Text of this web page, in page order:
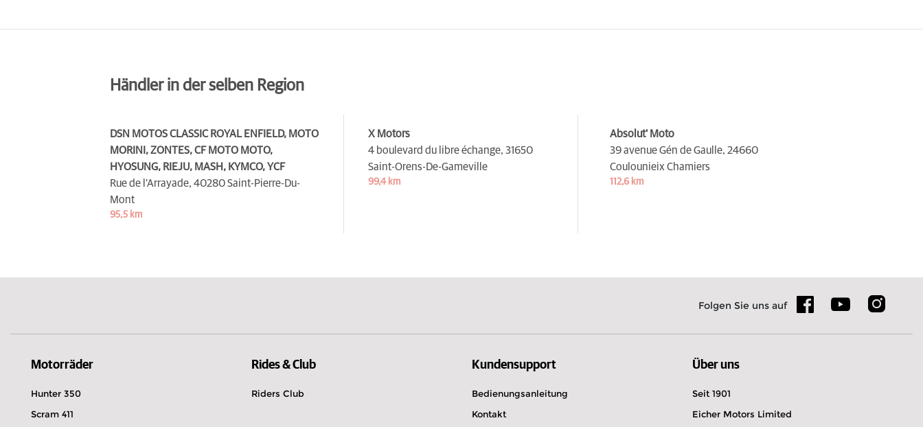
Händler in der selben Region
DSN MOTOS CLASSIC ROYAL ENFIELD, MOTO
MORINI, ZONTES, CF MOTO MOTO,
HYOSUNG, RIEJU, MASH, KYMCO, YCF
Rue de l'Arrayade, 40280 Saint-Pierre-Du-
Mont
95,5 km
X Motors
4 boulevard du libre échange, 31650
Saint-Orens-De-Gameville
99,4 km
Absolut' Moto
39 avenue Gén de Gaulle, 24660
Coulounieix Chamiers
112,6 km
Folgen Sie uns auf
Motorräder
Hunter 350
Scram 411
Rides & Club
Riders Club
Kundensupport
Bedienungsanleitung
Kontakt
Über uns
Seit 1901
Eicher Motors Limited